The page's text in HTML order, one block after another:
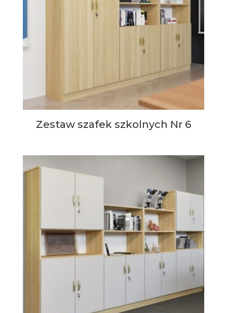
Zestaw szafek szkolnych Nr 6